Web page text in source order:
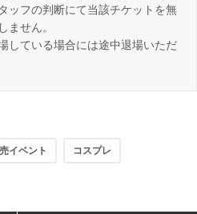
ッフの判断にて当該チケットを無
ません。
している場合には途中退場いただ
イベント コスプレ